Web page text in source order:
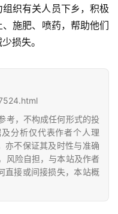
织有关人员下乡，积极
施肥、喷药，帮助他们
损失。
考，不构成任何形式的投
分析仅代表作者个人理
亦不保证其及时性与准确
风险自担，与本站及作者
直接或间接损失，本站概